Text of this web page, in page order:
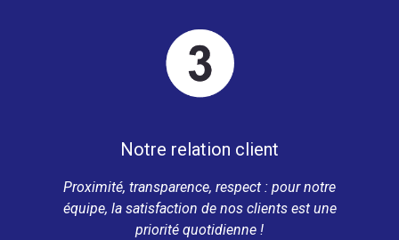
Notre relation client
Proximité, transparence, respect : pour notre
équipe, la satisfaction de nos clients est une
priorité quotidienne !